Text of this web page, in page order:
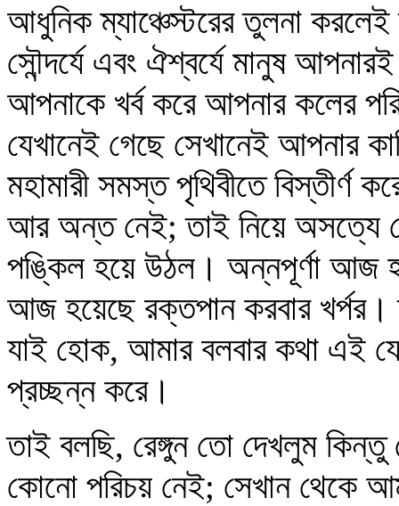
আধুনিক ম্যাঞ্চেস্টরের তুলনা করলেই
সৌন্দর্যে এবং ঐশ্বর্যে মানুষ
আপনাকে খর্ব করে আপনার কলের
যেখানেই গেছে সেখানেই আপনার
মহামারী সমস্ত পৃথিবীতে বিস্তীর্ণ
আর অন্ত নেই; তাই নিয়ে অসত্যে
পঙ্কিল হয়ে উঠল। অন্নপূর্ণা আজ
আজ হয়েছে রক্তপান করবার
যাই হোক, আমার বলবার কথা এই
প্রচ্ছন্ন করে।
তাই বলছি, রেঙ্গুন তো দেখলুম কিন্তু
কোনো পরিচয় নেই; সেখান থেকে